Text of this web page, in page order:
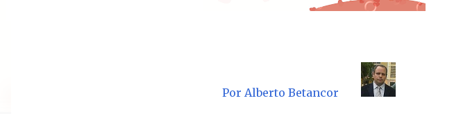
Por Alberto Betancor